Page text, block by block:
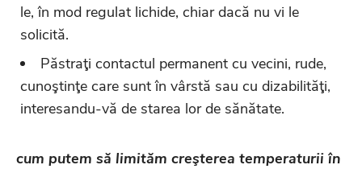
le, în mod regulat lichide, chiar dacă nu vi le
solicită.
Păstraţi contactul permanent cu vecini, rude,
cunoştinţe care sunt în vârstă sau cu dizabilităţi,
interesandu-vă de starea lor de sănătate.
cum putem să limităm creşterea temperaturii în